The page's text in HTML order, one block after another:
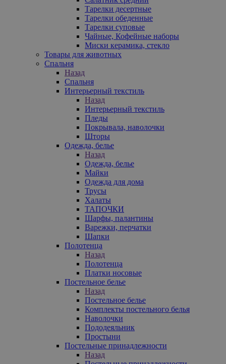
Тарелки десертные
Тарелки обеденные
Тарелки суповые
Чайные, Кофейные наборы
Миски керамика, стекло
Товары для животных
Спальня
Назад
Спальня
Интерьерный текстиль
Назад
Интерьерный текстиль
Пледы
Покрывала, наволочки
Шторы
Одежда, белье
Назад
Одежда, белье
Майки
Одежда для дома
Трусы
Халаты
ТАПОЧКИ
Шарфы, палантины
Варежки, перчатки
Шапки
Полотенца
Назад
Полотенца
Платки носовые
Постельное белье
Назад
Постельное белье
Комплекты постельного белья
Наволочки
Пододеяльник
Простыни
Постельные принадлежности
Назад